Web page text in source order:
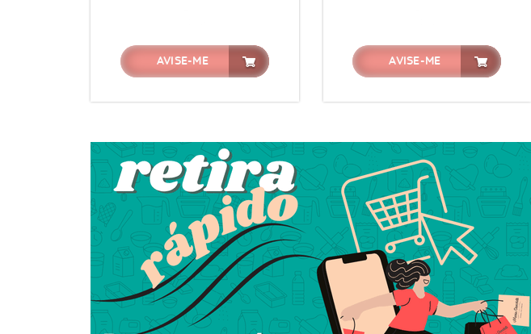
AVISE-ME AVISE-ME